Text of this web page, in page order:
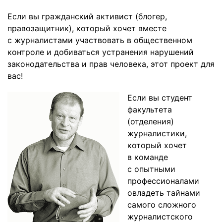
Если вы гражданский активист (блогер,
правозащитник), который хочет вместе
с журналистами участвовать в общественном
контроле и добиваться устранения нарушений
законодательства и прав человека, этот проект для
вас!
Если вы студент
факультета
(отделения)
журналистики,
который хочет
в команде
с опытными
профессионалами
овладеть тайнами
самого сложного
журналистского